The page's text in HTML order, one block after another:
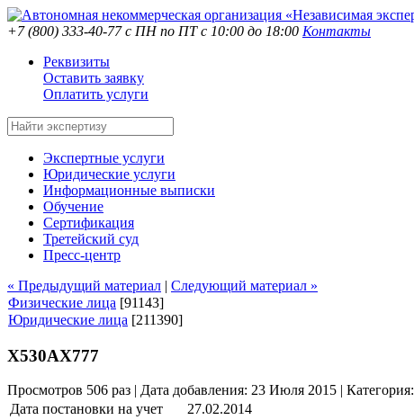
+7 (800) 333-40-77с ПН по ПТ с 10:00 до 18:00 Контакты
Реквизиты
Оставить заявку
Оплатить услуги
Экспертные услуги
Юридические услуги
Информационные выписки
Обучение
Сертификация
Третейский суд
Пресс-центр
« Предыдущий материал | Следующий материал »
Физические лица [91143]
Юридические лица [211390]
Х530АХ777
Просмотров 506 раз | Дата добавления: 23 Июля 2015 | Категория:
Дата постановки на учет
27.02.2014